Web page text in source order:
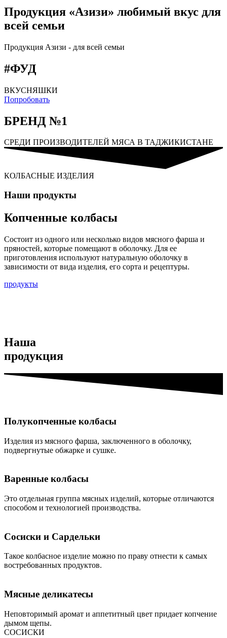
Продукция «Азизи» любимый вкус для
всей семьи
Продукция Азизи - для всей семьи
#ФУД
ВКУСНЯШКИ
Попробовать
БРЕНД №1
СРЕДИ ПРОИЗВОДИТЕЛЕЙ МЯСА В ТАДЖИКИСТАНЕ
КОЛБАСНЫЕ ИЗДЕЛИЯ
Наши продукты
Копченные колбасы
Состоит из одного или несколько видов мясного фарша и
пряностей, которые помещают в оболочку. Для ее
приготовления используют натуральную оболочку в
зависимости от вида изделия, его сорта и рецептуры.
продукты
Наша
продукция
Полукопченные колбасы
Изделия из мясного фарша, заключенного в оболочку,
подвергнутые обжарке и сушке.
Варенные колбасы
Это отдельная группа мясных изделий, которые отличаются
способом и технологией производства.
Сосиски и Сардельки
Такое колбасное изделие можно по праву отнести к самых
востребованных продуктов.
Мясные деликатесы
Неповторимый аромат и аппетитный цвет придает копчение
дымом щепы.
СОСИСКИ